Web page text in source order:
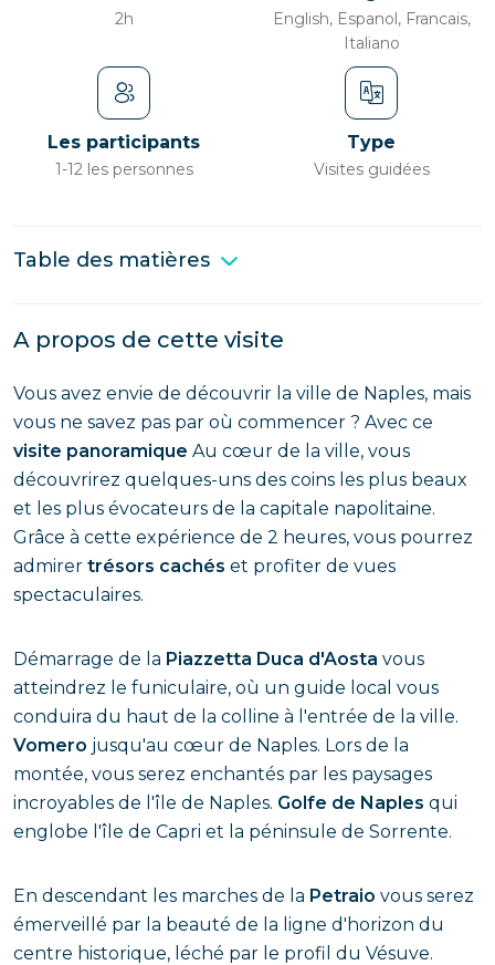
2h
English, Espanol, Francais,
Italiano
Les participants
1-12 les personnes
Type
Visites guidées
Table des matières
A propos de cette visite
Vous avez envie de découvrir la ville de Naples, mais
vous ne savez pas par où commencer ? Avec ce
visite panoramique Au cœur de la ville, vous
découvrirez quelques-uns des coins les plus beaux
et les plus évocateurs de la capitale napolitaine.
Grâce à cette expérience de 2 heures, vous pourrez
admirer trésors cachés et profiter de vues
spectaculaires.
Démarrage de la Piazzetta Duca d'Aosta vous
atteindrez le funiculaire, où un guide local vous
conduira du haut de la colline à l'entrée de la ville.
Vomero jusqu'au cœur de Naples. Lors de la
montée, vous serez enchantés par les paysages
incroyables de l'île de Naples. Golfe de Naples qui
englobe l'île de Capri et la péninsule de Sorrente.
En descendant les marches de la Petraio vous serez
émerveillé par la beauté de la ligne d'horizon du
centre historique, léché par le profil du Vésuve.